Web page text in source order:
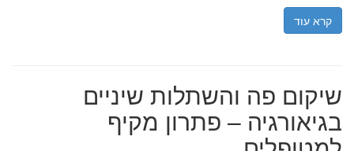
קרא עוד
שיקום פה והשתלות שיניים
בגיאורגיה – פתרון מקיף